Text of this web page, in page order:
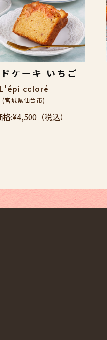
ケーキ いちご
L'épi coloré
(宮城県仙台市)
格:¥4,500 （税込）